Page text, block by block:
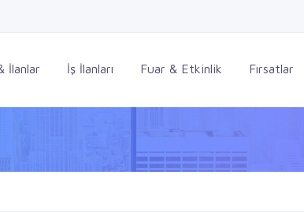
İlanlar İş İlanları Fuar & Etkinlik Fırsatlar